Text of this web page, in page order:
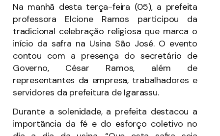
Na manhã desta terça-feira (05), a prefeita
professora Elcione Ramos participou da
tradicional celebração religiosa que marca o
início da safra na Usina São José. O evento
contou com a presença do secretário de
Governo, César Ramos, além de
representantes da empresa, trabalhadores e
servidores da prefeitura de Igarassu.
Durante a solenidade, a prefeita destacou a
importância da fé e do esforço coletivo no